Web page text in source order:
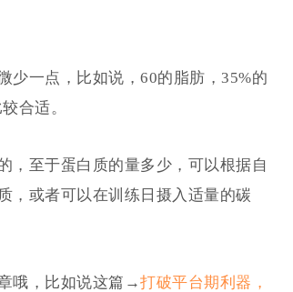
少一点，比如说，60的脂肪，35%的
合适。
，至于蛋白质的量多少，可以根据自
，或者可以在训练日摄入适量的碳
哦，比如说这篇→打破平台期利器，